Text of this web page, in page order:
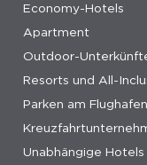
Economy-Hotels
Apartment
Outdoor-
Resorts und All-
Parken am Flughafen
Unabhängige Hotels